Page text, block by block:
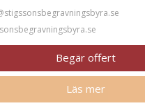
Begär offert
Läs mer